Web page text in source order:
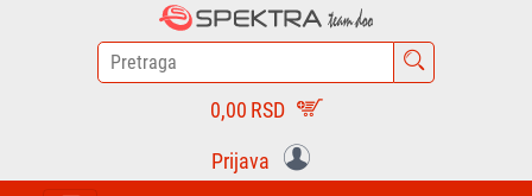
0,00 RSD
Prijava